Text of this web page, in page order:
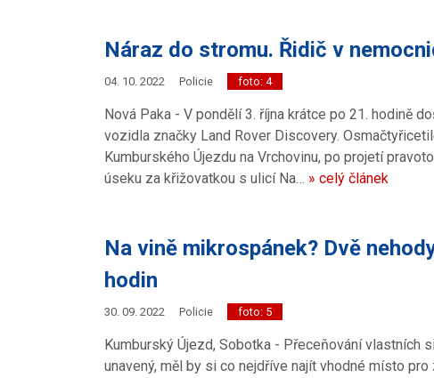
Náraz do stromu. Řidič v
04. 10. 2022 Policie foto: 4
Nová Paka - V pondělí 3. října krátce po 21. hodině
vozidla značky Land Rover Discovery.
Kumburského Újezdu na Vrchovinu, po projetí
úseku za křižovatkou s ulicí Na… » celý článek
Na vině mikrospánek? Dvě
hodin
30. 09. 2022 Policie foto: 5
Kumburský Újezd, Sobotka - Přeceňování vlastních
unavený, měl by si co nejdříve najít vhodné místo